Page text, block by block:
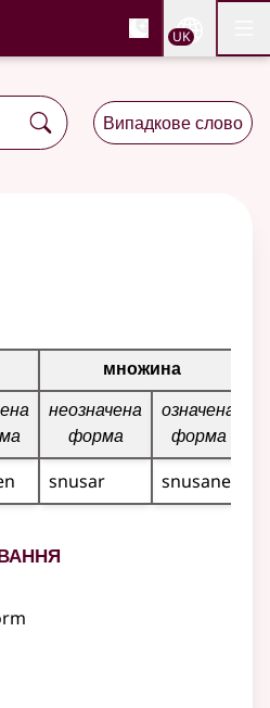
вмісту
букмола та
UK
Випадкове слово
для цього іменника
множина
неозначена
форма
означена
форма
snusar snusane